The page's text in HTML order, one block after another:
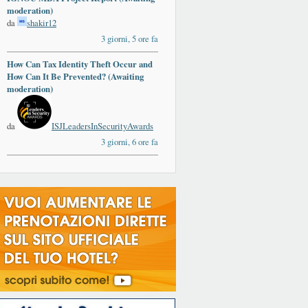
moderation)
da
shakir12
3 giorni, 5 ore fa
How Can Tax Identity Theft Occur and
How Can It Be Prevented? (Awaiting
moderation)
da
ISJLeadersInSecurityAwards
3 giorni, 6 ore fa